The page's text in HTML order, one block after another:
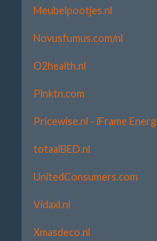
Meubelpootjes.nl
Novusfumus.com/nl
O2health.nl
Plnktn.com
Pricewise.nl - iFrame
totaalBED.nl
UnitedConsumers.com
Vidaxl.nl
Xmasdeco.nl